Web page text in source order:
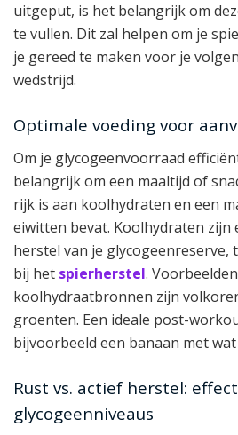
uitgeput, is het belangrijk om
te vullen. Dit zal helpen om je
je gereed te maken voor je
wedstrijd.
Optimale voeding voor
Om je glycogeenvoorraad
belangrijk om een maaltijd of
rijk is aan koolhydraten en een
eiwitten bevat. Koolhydraten zijn
herstel van je
bij het spierherstel.
koolhydraatbronnen zijn
groenten. Een ideale post-
bijvoorbeeld een banaan met
Rust vs. actief herstel:
glycogeenniveaus